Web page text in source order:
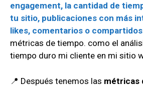
engagement, la cantidad de
tu sitio, publicaciones con más
likes, comentarios o
métricas de tiempo. como el
tiempo duro mi cliente en mi sitio
📍 Después tenemos las métricas